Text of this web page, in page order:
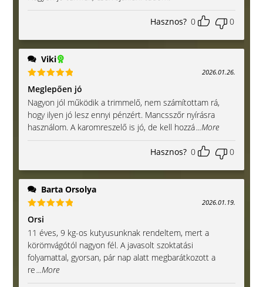
5/ 5
Hasznos? 0 0
Viki
Értékelés:
5/ 5
2026.01.26.
Meglepően jó
Nagyon jól működik a trimmelő, nem számítottam rá,
hogy ilyen jó lesz ennyi pénzért. Mancsszőr nyírásra
használom. A karomreszelő is jó, de kell hozzá...More
Hasznos? 0 0
Barta Orsolya
Értékelés:
5/ 5
2026.01.19.
Orsi
11 éves, 9 kg-os kutyusunknak rendeltem, mert a
körömvágótól nagyon fél. A javasolt szoktatási
folyamattal, gyorsan, pár nap alatt megbarátkozott a
re...More